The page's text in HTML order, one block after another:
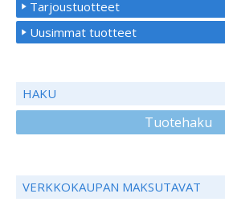
Tarjoustuotteet
Uusimmat tuotteet
HAKU
Tuotehaku
VERKKOKAUPAN MAKSUTAVAT